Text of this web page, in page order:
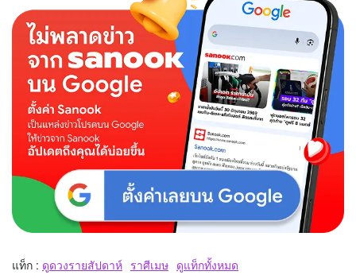
แท็ก : ดูดวงรายสัปดาห์ ราศีเมษ ดูแท็กทั้งหมด